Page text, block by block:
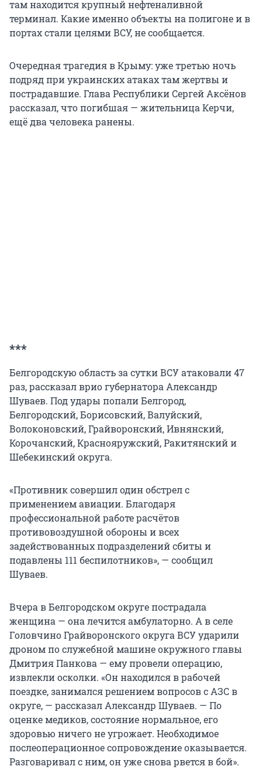
там находится крупный нефтеналивной
терминал. Какие именно объекты на полигоне и в
портах стали целями ВСУ, не сообщается.
Очередная трагедия в Крыму: уже третью ночь
подряд при украинских атаках там жертвы и
пострадавшие. Глава Республики Сергей Аксёнов
рассказал, что погибшая — жительница Керчи,
ещё два человека ранены.
***
Белгородскую область за сутки ВСУ атаковали 47
раз, рассказал врио губернатора Александр
Шуваев. Под удары попали Белгород,
Белгородский, Борисовский, Валуйский,
Волоконовский, Грайворонский, Ивнянский,
Корочанский, Краснояружский, Ракитянский и
Шебекинский округа.
«Противник совершил один обстрел с
применением авиации. Благодаря
профессиональной работе расчётов
противовоздушной обороны и всех
задействованных подразделений сбиты и
подавлены 111 беспилотников», — сообщил
Шуваев.
Вчера в Белгородском округе пострадала
женщина — она лечится амбулаторно. А в селе
Головчино Грайворонского округа ВСУ ударили
дроном по служебной машине окружного главы
Дмитрия Панкова — ему провели операцию,
извлекли осколки. «Он находился в рабочей
поездке, занимался решением вопросов с АЗС в
округе, — рассказал Александр Шуваев. — По
оценке медиков, состояние нормальное, его
здоровью ничего не угрожает. Необходимое
послеоперационное сопровождение оказывается.
Разговаривал с ним, он уже снова рвется в бой».